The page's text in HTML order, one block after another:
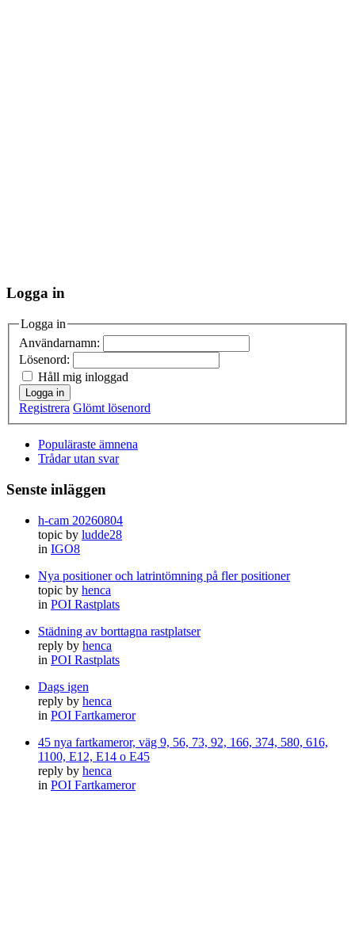
Logga in
Logga in
Användarnamn:
Lösenord:
Håll mig inloggad
Logga in
Registrera Glömt lösenord
Populäraste ämnena
Trådar utan svar
Senste inläggen
h-cam 20260804
topic by ludde28
in IGO8
Nya positioner och latrintömning på fler positioner
topic by henca
in POI Rastplats
Städning av borttagna rastplatser
reply by henca
in POI Rastplats
Dags igen
reply by henca
in POI Fartkameror
45 nya fartkameror, väg 9, 56, 73, 92, 166, 374, 580, 616,
1100, E12, E14 o E45
reply by henca
in POI Fartkameror